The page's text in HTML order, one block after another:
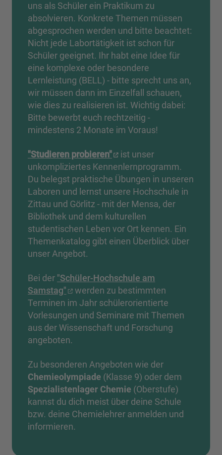
uns als Schüler ein Praktikum zu
absolvieren. Konkrete Themen müssen
abgesprochen werden und bitte beachtet:
Nicht jede Labortätigkeit ist schon für
Schüler geeignet. Ihr habt eine Idee für
eine komplexe oder besondere
Lernleistung (BELL) - bitte sprecht uns an,
wir müssen dann im Einzelfall schauen,
wie dies zu realisieren ist. Wichtig dabei:
Bitte bewerbt euch rechtzeitig -
mindestens 2 Monate im Voraus!
"Studieren probieren"
ist unser
unkompliziertes Kennenlernprogramm.
Du belegst praktische Übungen in unseren
Laboren und lernst unsere Hochschule in
Zittau und Görlitz - mit der Mensa, der
Bibliothek und dem kulturellen
studentischen Leben vor Ort kennen. Ein
Themenkatalog gibt einen Überblick über
unser Angebot.
Bei der "Schüler-Hochschule am
Samstag"
werden zu bestimmten
Terminen im Jahr schülerorientierte
Vorlesungen und Seminare mit Themen
aus der Wissenschaft und Forschung
angeboten.
Zu besonderen Angeboten wie der
Chemieolympiade (Klasse 9) oder dem
Spezialistenlager Chemie (Oberstufe)
kannst du dich meist über deine Schule
bzw. deine Chemielehrer anmelden und
informieren.